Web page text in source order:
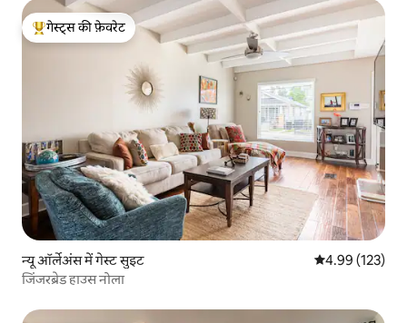
गेस्ट्स का टॉप फ़ेवरेट
गेस्ट्स की फ़ेवरेट
न्यू ऑर्लेअंस में गेस्ट सुइट औसत रेटिंग 5 में से
4.99 (123)
जिंजरब्रेड हाउस नोला